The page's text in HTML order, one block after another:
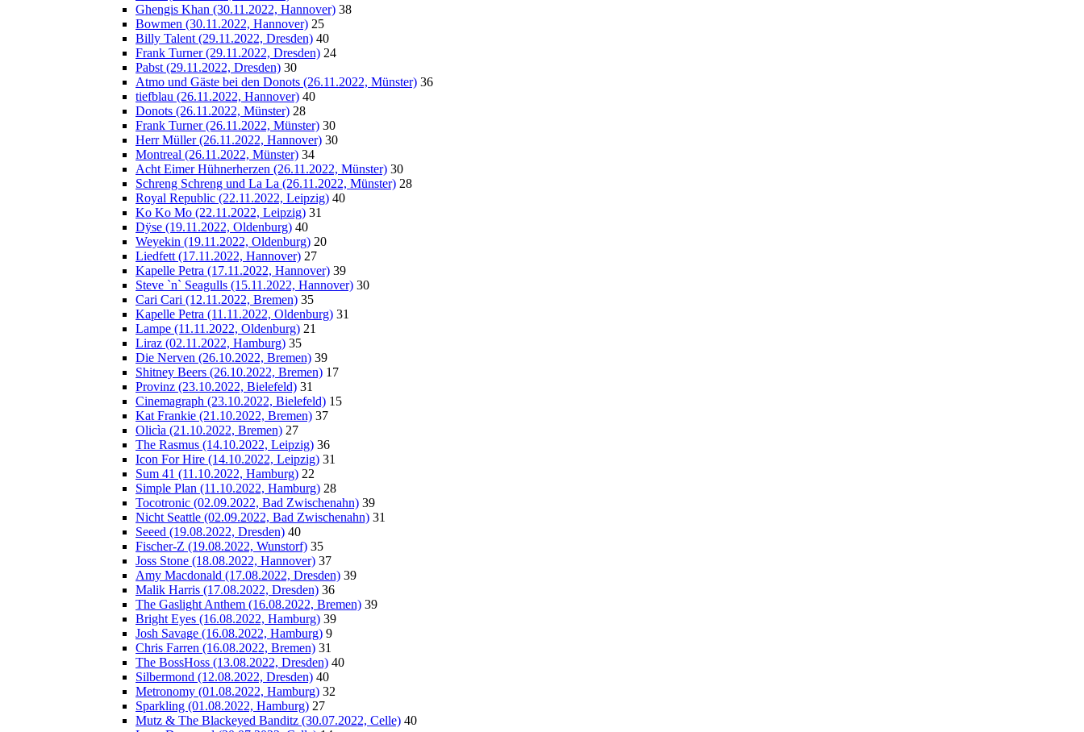
Ghengis Khan (30.11.2022, Hannover) 38
Bowmen (30.11.2022, Hannover) 25
Billy Talent (29.11.2022, Dresden) 40
Frank Turner (29.11.2022, Dresden) 24
Pabst (29.11.2022, Dresden) 30
Atmo und Gäste bei den Donots (26.11.2022, Münster) 36
tiefblau (26.11.2022, Hannover) 40
Donots (26.11.2022, Münster) 28
Frank Turner (26.11.2022, Münster) 30
Herr Müller (26.11.2022, Hannover) 30
Montreal (26.11.2022, Münster) 34
Acht Eimer Hühnerherzen (26.11.2022, Münster) 30
Schreng Schreng und La La (26.11.2022, Münster) 28
Royal Republic (22.11.2022, Leipzig) 40
Ko Ko Mo (22.11.2022, Leipzig) 31
Dÿse (19.11.2022, Oldenburg) 40
Weyekin (19.11.2022, Oldenburg) 20
Liedfett (17.11.2022, Hannover) 27
Kapelle Petra (17.11.2022, Hannover) 39
Steve `n` Seagulls (15.11.2022, Hannover) 30
Cari Cari (12.11.2022, Bremen) 35
Kapelle Petra (11.11.2022, Oldenburg) 31
Lampe (11.11.2022, Oldenburg) 21
Liraz (02.11.2022, Hamburg) 35
Die Nerven (26.10.2022, Bremen) 39
Shitney Beers (26.10.2022, Bremen) 17
Provinz (23.10.2022, Bielefeld) 31
Cinemagraph (23.10.2022, Bielefeld) 15
Kat Frankie (21.10.2022, Bremen) 37
Olicìa (21.10.2022, Bremen) 27
The Rasmus (14.10.2022, Leipzig) 36
Icon For Hire (14.10.2022, Leipzig) 31
Sum 41 (11.10.2022, Hamburg) 22
Simple Plan (11.10.2022, Hamburg) 28
Tocotronic (02.09.2022, Bad Zwischenahn) 39
Nicht Seattle (02.09.2022, Bad Zwischenahn) 31
Seeed (19.08.2022, Dresden) 40
Fischer-Z (19.08.2022, Wunstorf) 35
Joss Stone (18.08.2022, Hannover) 37
Amy Macdonald (17.08.2022, Dresden) 39
Malik Harris (17.08.2022, Dresden) 36
The Gaslight Anthem (16.08.2022, Bremen) 39
Bright Eyes (16.08.2022, Hamburg) 39
Josh Savage (16.08.2022, Hamburg) 9
Chris Farren (16.08.2022, Bremen) 31
The BossHoss (13.08.2022, Dresden) 40
Silbermond (12.08.2022, Dresden) 40
Metronomy (01.08.2022, Hamburg) 32
Sparkling (01.08.2022, Hamburg) 27
Mutz & The Blackeyed Banditz (30.07.2022, Celle) 40